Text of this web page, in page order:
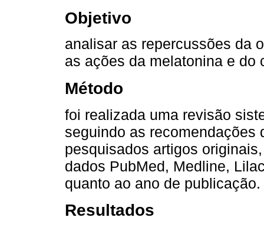
Objetivo
analisar as repercussões da
as ações da melatonina e do
Método
foi realizada uma revisão
seguindo as recomendações
pesquisados artigos
dados PubMed, Medline,
quanto ao ano de publicação.
Resultados